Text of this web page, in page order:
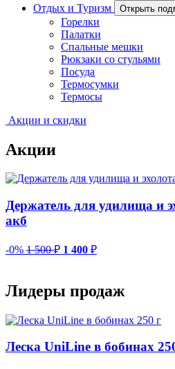
Отдых и Туризм
Открыть
Горелки
Палатки
Спальные мешки
Рюкзаки со стульями
Посуда
Термосумки
Термосы
Акции и скидки
Акции
Держатель для удилища и
акб
-0% 1 500₽ 1 400 ₽
Лидеры продаж
Леска UniLine в бобинах